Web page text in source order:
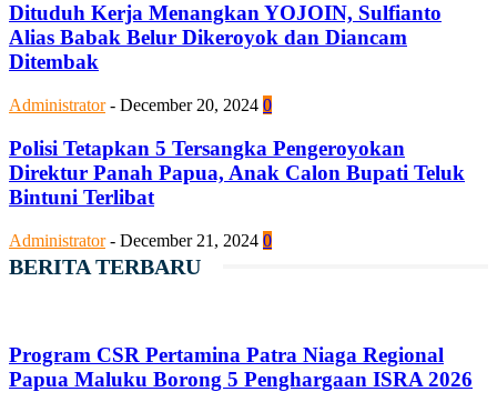
Dituduh Kerja Menangkan YOJOIN, Sulfianto
Alias Babak Belur Dikeroyok dan Diancam
Ditembak
Administrator - December 20, 2024 0
Polisi Tetapkan 5 Tersangka Pengeroyokan
Direktur Panah Papua, Anak Calon Bupati Teluk
Bintuni Terlibat
Administrator - December 21, 2024 0
BERITA TERBARU
Program CSR Pertamina Patra Niaga Regional
Papua Maluku Borong 5 Penghargaan ISRA 2026